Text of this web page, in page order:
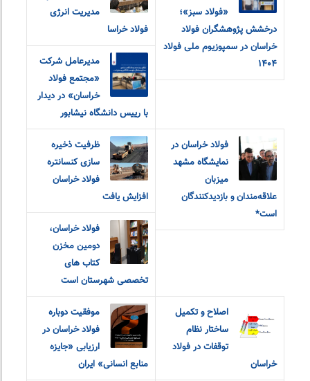
«فولاد سبز»؛
درخشش پژوهشگران فولاد
خراسان در سمپوزیوم ملی فولاد
۱۴۰۴
مدیریت انرژی
فولاد خراسا
مدیرعامل شرکت
«مجتمع فولاد
خراسان» در دیدار
با رییس دانشگاه نیشابور
فولاد خراسان در
نمایشگاه مشهد
میزبان
علاقه‌مندان و‌ بازدیدکنندگان
است*
ظرفیت ذخیره
سازی کنسانتره
فولاد خراسان
افزایش یافت
فولاد خراسان،
دومین مخزن
کتاب های
تخصصی شهرستان است
اصلاح و تکمیل
ساختار نظام
توقفات در فولاد
خراسان
موفقیت دوباره
فولاد خراسان در
ارزیابی «جایزه
منابع انسانی» ایران